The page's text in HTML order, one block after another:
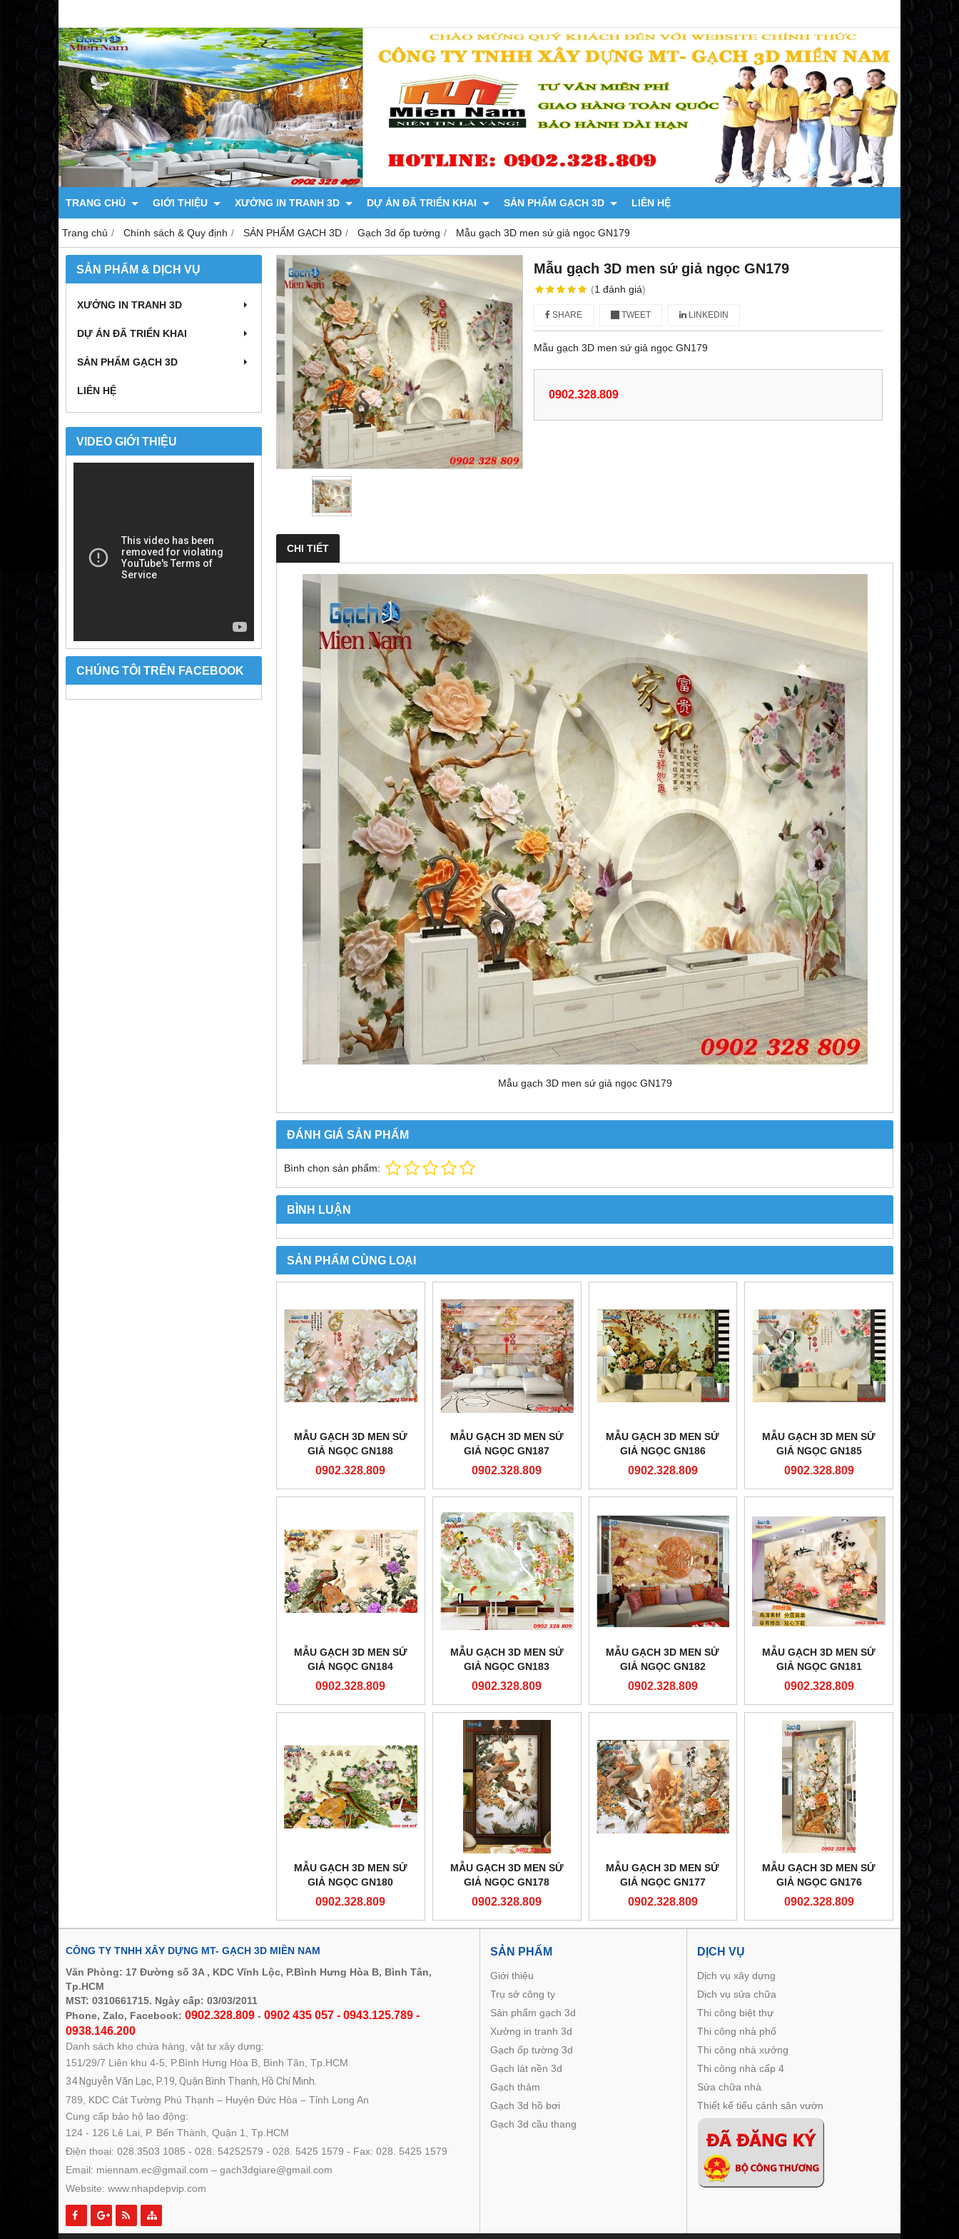
TRANG CHỦ GIỚI THIỆU XƯỞNG IN TRANH 3D DỰ ÁN ĐÃ TRIỂN KHAI SẢN PHẨM GẠCH 3D LIÊN HỆ
Trang chủ Chính sách & Quy định SẢN PHẨM GẠCH 3D Gạch 3d ốp tường Mẫu gạch 3D men sứ giả ngọc GN179
SẢN PHẨM & DỊCH VỤ
XƯỞNG IN TRANH 3D
DỰ ÁN ĐÃ TRIỂN KHAI
SẢN PHẨM GẠCH 3D
LIÊN HỆ
VIDEO GIỚI THIỆU
CHÚNG TÔI TRÊN FACEBOOK
Mẫu gạch 3D men sứ giả ngọc GN179
(1 đánh giá)
SHARE TWEET LINKEDIN
Mẫu gạch 3D men sứ giả ngọc GN179
0902.328.809
CHI TIẾT
Mẫu gạch 3D men sứ giả ngọc GN179
ĐÁNH GIÁ SẢN PHẨM
Bình chọn sản phẩm:
BÌNH LUẬN
SẢN PHẨM CÙNG LOẠI
MẪU GẠCH 3D MEN SỨ
GIẢ NGỌC GN188
0902.328.809
MẪU GẠCH 3D MEN SỨ
GIẢ NGỌC GN187
0902.328.809
MẪU GẠCH 3D MEN SỨ
GIẢ NGỌC GN186
0902.328.809
MẪU GẠCH 3D MEN SỨ
GIẢ NGỌC GN185
0902.328.809
MẪU GẠCH 3D MEN SỨ
GIẢ NGỌC GN184
0902.328.809
MẪU GẠCH 3D MEN SỨ
GIẢ NGỌC GN183
0902.328.809
MẪU GẠCH 3D MEN SỨ
GIẢ NGỌC GN182
0902.328.809
MẪU GẠCH 3D MEN SỨ
GIẢ NGỌC GN181
0902.328.809
MẪU GẠCH 3D MEN SỨ
GIẢ NGỌC GN180
0902.328.809
MẪU GẠCH 3D MEN SỨ
GIẢ NGỌC GN178
0902.328.809
MẪU GẠCH 3D MEN SỨ
GIẢ NGỌC GN177
0902.328.809
MẪU GẠCH 3D MEN SỨ
GIẢ NGỌC GN176
0902.328.809
CÔNG TY TNHH XÂY DỰNG MT- GẠCH 3D MIỀN NAM
Văn Phòng: 17 Đường số 3A , KDC Vĩnh Lộc, P.Bình Hưng Hòa B, Bình Tân,
Tp.HCM
MST: 0310661715. Ngày cấp: 03/03/2011
Phone, Zalo, Facebook: 0902.328.809 - 0902 435 057 - 0943.125.789 -
0938.146.200
Danh sách kho chứa hàng, vật tư xây dựng:
151/29/7 Liên khu 4-5, P.Bình Hưng Hòa B, Bình Tân, Tp.HCM
34 Nguyễn Văn Lạc, P.19, Quận Bình Thạnh, Hồ Chí Minh.
789, KDC Cát Tường Phú Thạnh – Huyện Đức Hòa – Tỉnh Long An
Cung cấp bảo hộ lao động:
124 - 126 Lê Lai, P. Bến Thành, Quận 1, Tp.HCM
Điện thoại: 028.3503 1085 - 028. 54252579 - 028. 5425 1579 - Fax: 028. 5425 1579
Email: miennam.ec@gmail.com – gach3dgiare@gmail.com
Website: www.nhapdepvip.com
SẢN PHẨM
Giới thiệu
Trụ sở công ty
Sản phẩm gạch 3d
Xưởng in tranh 3d
Gạch ốp tường 3d
Gạch lát nền 3d
Gạch thảm
Gạch 3d hồ bơi
Gạch 3d cầu thang
DỊCH VỤ
Dịch vụ xây dựng
Dịch vụ sửa chữa
Thi công biệt thự
Thi công nhà phố
Thi công nhà xưởng
Thi công nhà cấp 4
Sửa chữa nhà
Thiết kế tiểu cảnh sân vườn